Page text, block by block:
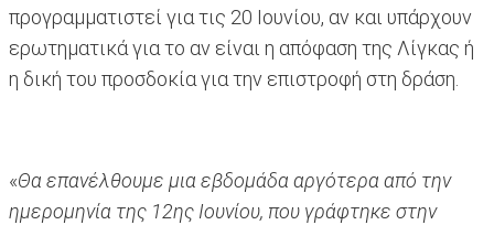
προγραμματιστεί για τις 20 Ιουνίου, αν και υπάρχουν
ερωτηματικά για το αν είναι η απόφαση της Λίγκας ή
η δική του προσδοκία για την επιστροφή στη δράση.
«Θα επανέλθουμε μια εβδομάδα αργότερα από την
ημερομηνία της 12ης Ιουνίου, που γράφτηκε στην